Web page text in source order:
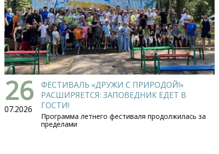
26
07.2026
ФЕСТИВАЛЬ «ДРУЖИ С ПРИРОДОЙ!»
РАСШИРЯЕТСЯ: ЗАПОВЕДНИК ЕДЕТ В
ГОСТИ!
Программа летнего фестиваля продолжилась за
пределами